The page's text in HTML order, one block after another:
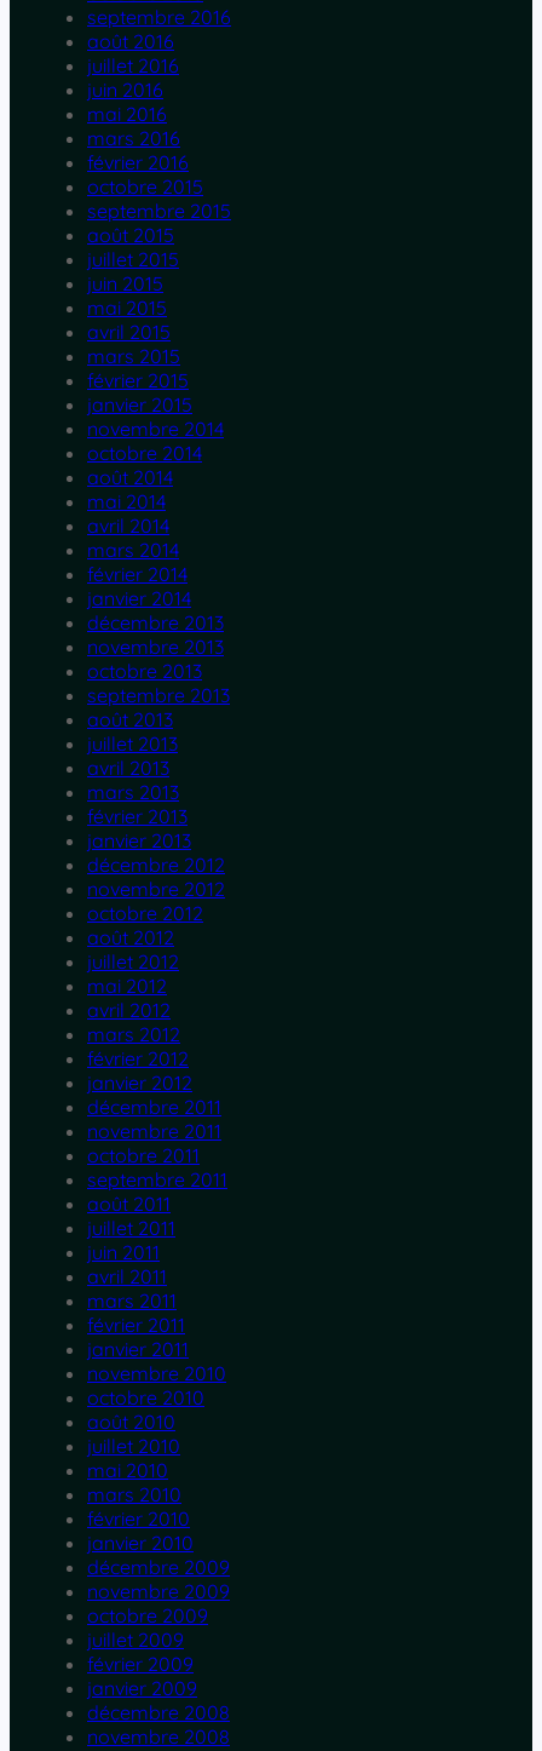
septembre 2016
août 2016
juillet 2016
juin 2016
mai 2016
mars 2016
février 2016
octobre 2015
septembre 2015
août 2015
juillet 2015
juin 2015
mai 2015
avril 2015
mars 2015
février 2015
janvier 2015
novembre 2014
octobre 2014
août 2014
mai 2014
avril 2014
mars 2014
février 2014
janvier 2014
décembre 2013
novembre 2013
octobre 2013
septembre 2013
août 2013
juillet 2013
avril 2013
mars 2013
février 2013
janvier 2013
décembre 2012
novembre 2012
octobre 2012
août 2012
juillet 2012
mai 2012
avril 2012
mars 2012
février 2012
janvier 2012
décembre 2011
novembre 2011
octobre 2011
septembre 2011
août 2011
juillet 2011
juin 2011
avril 2011
mars 2011
février 2011
janvier 2011
novembre 2010
octobre 2010
août 2010
juillet 2010
mai 2010
mars 2010
février 2010
janvier 2010
décembre 2009
novembre 2009
octobre 2009
juillet 2009
février 2009
janvier 2009
décembre 2008
novembre 2008